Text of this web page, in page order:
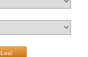
Los!